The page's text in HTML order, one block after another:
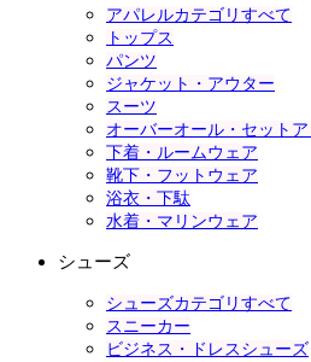
アパレルカテゴリすべて
トップス
パンツ
ジャケット・アウター
スーツ
オーバーオール・セット
下着・ルームウェア
靴下・フットウェア
浴衣・下駄
水着・マリンウェア
シューズ
シューズカテゴリすべて
スニーカー
ビジネス・ドレスシューズ